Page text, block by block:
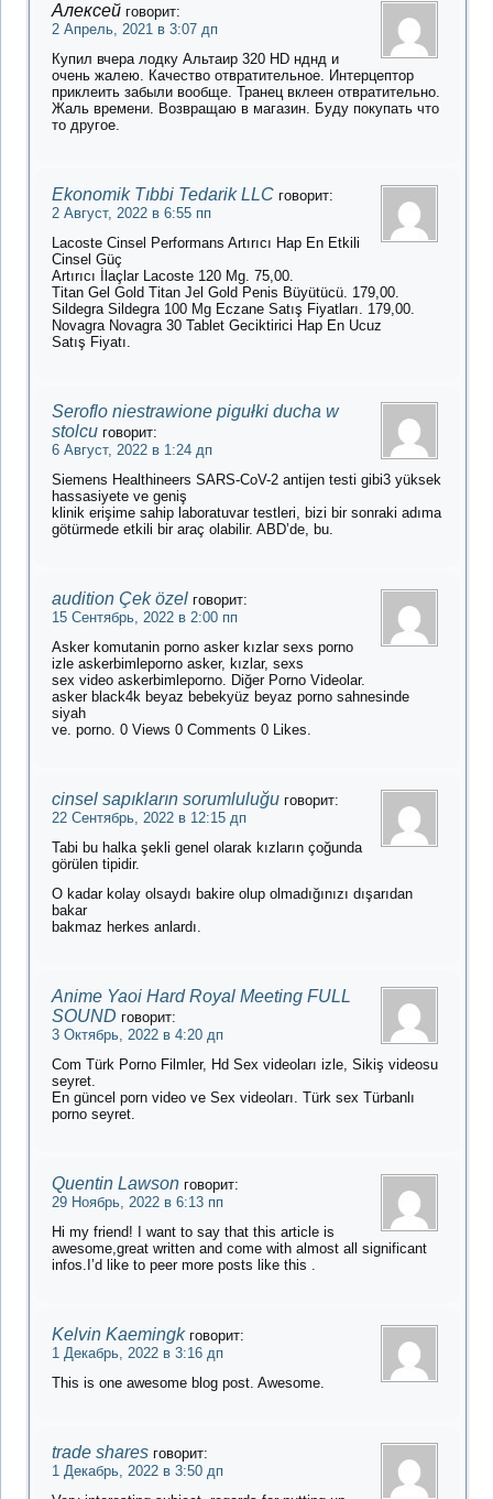
Алексей говорит:
2 Апрель, 2021 в 3:07 дп
Купил вчера лодку Альтаир 320 HD нднд и
очень жалею. Качество отвратительное. Интерцептор
приклеить забыли вообще. Транец вклеен отвратительно.
Жаль времени. Возвращаю в магазин. Буду покупать что
то другое.
Ekonomik Tıbbi Tedarik LLC говорит:
2 Август, 2022 в 6:55 пп
Lacoste Cinsel Performans Artırıcı Hap En Etkili
Cinsel Güç
Artırıcı İlaçlar Lacoste 120 Mg. 75,00.
Titan Gel Gold Titan Jel Gold Penis Büyütücü. 179,00.
Sildegra Sildegra 100 Mg Eczane Satış Fiyatları. 179,00.
Novagra Novagra 30 Tablet Geciktirici Hap En Ucuz
Satış Fiyatı.
Seroflo niestrawione pigułki ducha w
stolcu говорит:
6 Август, 2022 в 1:24 дп
Siemens Healthineers SARS-CoV-2 antijen testi gibi3 yüksek
hassasiyete ve geniş
klinik erişime sahip laboratuvar testleri, bizi bir sonraki adıma
götürmede etkili bir araç olabilir. ABD’de, bu.
audition Çek özel говорит:
15 Сентябрь, 2022 в 2:00 пп
Asker komutanin porno asker kızlar sexs porno
izle askerbimleporno asker, kızlar, sexs
sex video askerbimleporno. Diğer Porno Videolar.
asker black4k beyaz bebekyüz beyaz porno sahnesinde
siyah
ve. porno. 0 Views 0 Comments 0 Likes.
cinsel sapıkların sorumluluğu говорит:
22 Сентябрь, 2022 в 12:15 дп
Tabi bu halka şekli genel olarak kızların çoğunda
görülen tipidir.
O kadar kolay olsaydı bakire olup olmadığınızı dışarıdan
bakar
bakmaz herkes anlardı.
Anime Yaoi Hard Royal Meeting FULL
SOUND говорит:
3 Октябрь, 2022 в 4:20 дп
Com Türk Porno Filmler, Hd Sex videoları izle, Sikiş videosu
seyret.
En güncel porn video ve Sex videoları. Türk sex Türbanlı
porno seyret.
Quentin Lawson говорит:
29 Ноябрь, 2022 в 6:13 пп
Hi my friend! I want to say that this article is
awesome,great written and come with almost all significant
infos.I’d like to peer more posts like this .
Kelvin Kaemingk говорит:
1 Декабрь, 2022 в 3:16 дп
This is one awesome blog post. Awesome.
trade shares говорит:
1 Декабрь, 2022 в 3:50 дп